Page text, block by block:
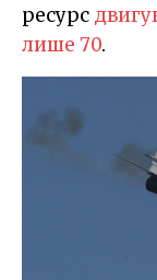
ресурс
лише 70.